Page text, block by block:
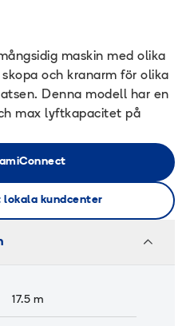
maskin med olika
och kranarm för olika
Denna modell har en
max lyftkapacitet på
kundcenter
17.5 m